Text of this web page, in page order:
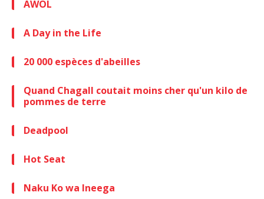
AWOL
A Day in the Life
20 000 espèces d'abeilles
Quand Chagall coutait moins cher qu'un kilo de
pommes de terre
Deadpool
Hot Seat
Naku Ko wa Ineega